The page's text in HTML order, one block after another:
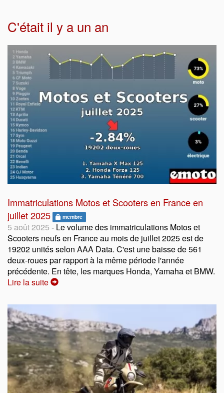
C'était il y a un an
Immatriculations Motos et Scooters en France en
juillet 2025
membre
5 août 2025 - Le volume des immatriculations Motos et
Scooters neufs en France au mois de juillet 2025 est de
19202 unités selon AAA Data. C'est une baisse de 561
deux-roues par rapport à la même période l'année
précédente. En tête, les marques Honda, Yamaha et BMW.
Lire la suite